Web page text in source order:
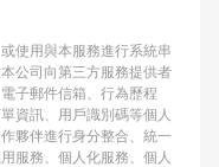
使用與本服務進行系統串
公司向第三方服務提供者
子郵件信箱、行為歷程
資訊、用戶識別碼等個人
夥伴進行身分整合、統一
服務、個人化服務、個人